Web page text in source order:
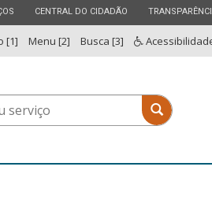
ESTADO
CENTRAL DO CIDADÃO ESTADO
[1] Menu [2] Busca [3]
Busque